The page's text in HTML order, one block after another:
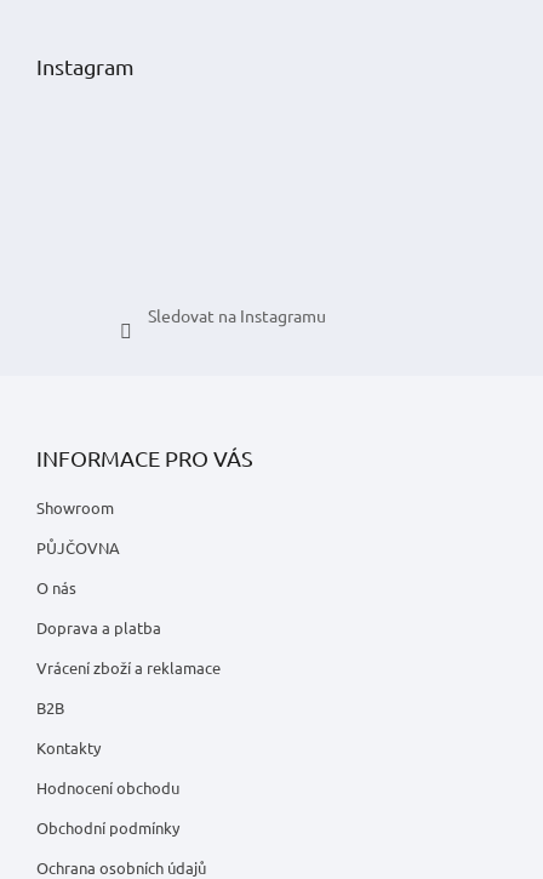
Instagram
Sledovat na Instagramu
INFORMACE PRO VÁS
Showroom
PŮJČOVNA
O nás
Doprava a platba
Vrácení zboží a reklamace
B2B
Kontakty
Hodnocení obchodu
Obchodní podmínky
Ochrana osobních údajů